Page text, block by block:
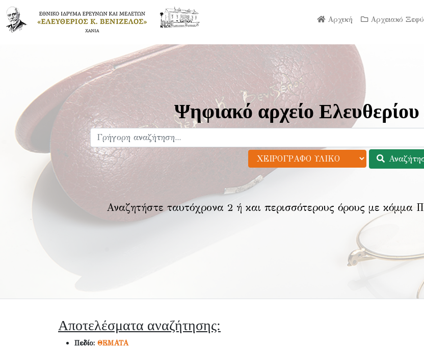
Αρχική Αρχειακό
Ψηφιακό αρχείο Ελευθερίου
Αναζητήστε ταυτόχρονα 2 ή και περισσότερους όρους με κόμμα
Αποτελέσματα αναζήτησης:
Πεδίο: ΘΕΜΑΤΑ